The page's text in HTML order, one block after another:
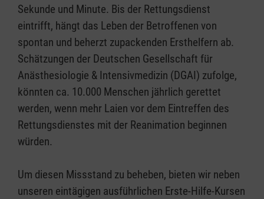
Sekunde und Minute. Bis der Rettungsdienst
eintrifft, hängt das Leben der Betroffenen von
spontan und beherzt zupackenden Ersthelfern ab.
Schätzungen der Deutschen Gesellschaft für
Anästhesiologie & Intensivmedizin (DGAI) zufolge,
könnten ca. 10.000 Menschen jährlich gerettet
werden, wenn mehr Laien vor dem Eintreffen des
Rettungsdienstes mit der Reanimation beginnen
würden.
Um diesen Missstand zu beheben, bieten wir neben
unseren eintägigen ausführlichen Erste-Hilfe-Kursen